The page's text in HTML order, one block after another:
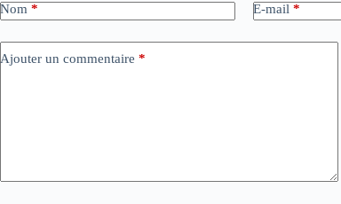
Nom * E-mail *
Ajouter un commentaire *